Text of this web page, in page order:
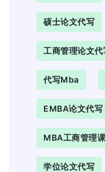
硕士论文代写
工商管理论文代
代写mba
EMBA论文代写
MBA工商管理
学位论文代写